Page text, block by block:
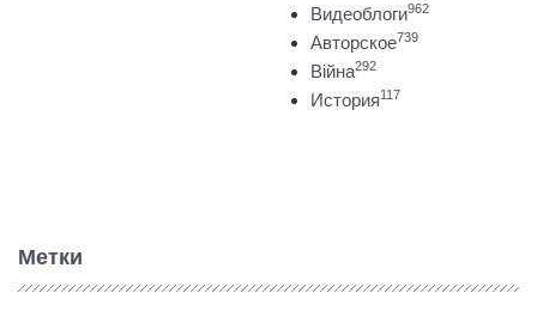
Видеоблоги962
Авторское739
Війна292
История117
Метки